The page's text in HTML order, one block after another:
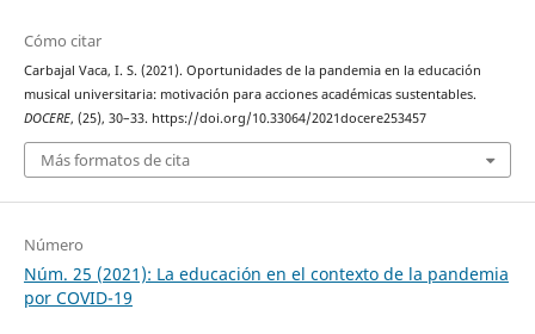
Cómo citar
Carbajal Vaca, I. S. (2021). Oportunidades de la pandemia en la educación
musical universitaria: motivación para acciones académicas sustentables.
DOCERE, (25), 30–33. https://doi.org/10.33064/2021docere253457
Más formatos de cita
Número
Núm. 25 (2021): La educación en el contexto de la pandemia
por COVID-19